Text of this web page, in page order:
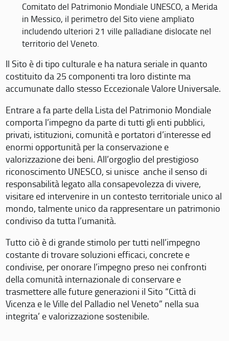
Comitato del Patrimonio Mondiale UNESCO, a Merida
in Messico, il perimetro del Sito viene ampliato
includendo ulteriori 21 ville palladiane dislocate nel
territorio del Veneto.
Il Sito è di tipo culturale e ha natura seriale in quanto
costituito da 25 componenti tra loro distinte ma
accumunate dallo stesso Eccezionale Valore Universale.
Entrare a fa parte della Lista del Patrimonio Mondiale
comporta l’impegno da parte di tutti gli enti pubblici,
privati, istituzioni, comunità e portatori d’interesse ed
enormi opportunità per la conservazione e
valorizzazione dei beni. All’orgoglio del prestigioso
riconoscimento UNESCO, si unisce anche il senso di
responsabilità legato alla consapevolezza di vivere,
visitare ed intervenire in un contesto territoriale unico al
mondo, talmente unico da rappresentare un patrimonio
condiviso da tutta l’umanità.
Tutto ciò è di grande stimolo per tutti nell’impegno
costante di trovare soluzioni efficaci, concrete e
condivise, per onorare l’impegno preso nei confronti
della comunità internazionale di conservare e
trasmettere alle future generazioni il Sito “Città di
Vicenza e le Ville del Palladio nel Veneto” nella sua
integrita’ e valorizzazione sostenibile.